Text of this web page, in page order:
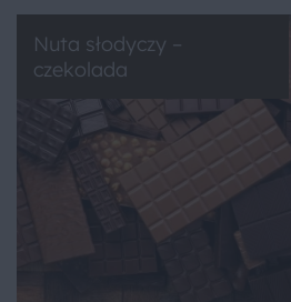
Nuta słodyczy –
czekolada